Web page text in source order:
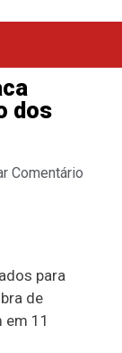
dos
Comentário
para
de
em 11